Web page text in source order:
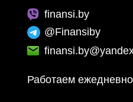
finansi.by
@Finansiby
Работаем